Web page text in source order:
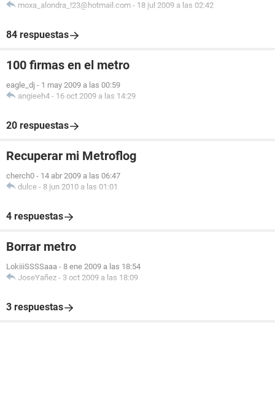
moxa_alondra_!23@hotmail.com - 18 jul 2009 a las 02:42
84 respuestas
100 firmas en el metro
eagle_dj - 1 may 2009 a las 00:59
angieeh4 - 16 oct 2009 a las 14:29
20 respuestas
Recuperar mi Metroflog
cherch0 - 14 abr 2009 a las 06:47
dulce - 8 jun 2010 a las 01:01
4 respuestas
Borrar metro
LokiiiSSSSaaa - 8 ene 2009 a las 18:54
JoseYañez - 3 oct 2009 a las 18:09
3 respuestas